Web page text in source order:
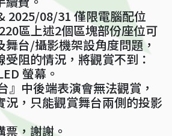
2025/08/31 僅限電腦配位
區上述2個區塊部份座位可
台/攝影機架設角度問題，
受阻的情況，將觀賞不到：
螢幕。
中後端表演會無法觀賞，
況，只能觀賞舞台兩側的投影
，謝謝。